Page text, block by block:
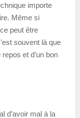
importe
Même si
peut être
souvent là que
et d’un bon
d’avoir mal à la